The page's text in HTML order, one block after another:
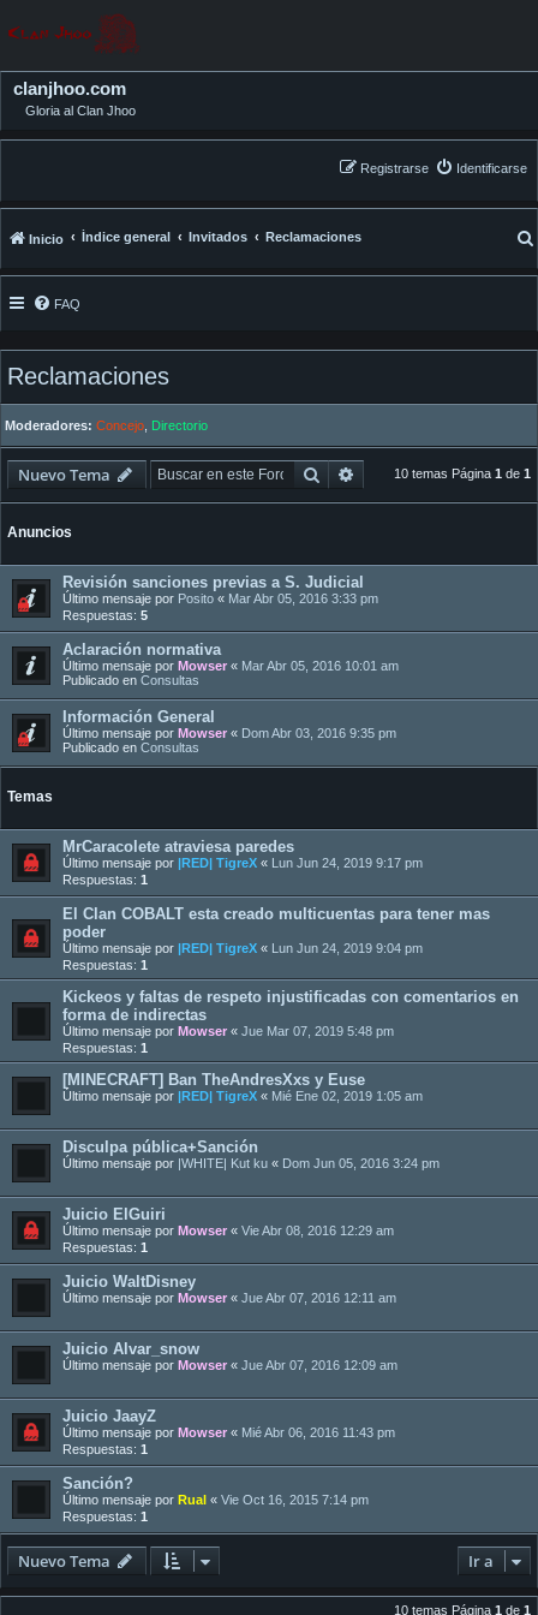
clanjhoo.com
Gloria al Clan Jhoo
Identificarse
Registrarse
Inicio Índice general Invitados Reclamaciones
FAQ
Reclamaciones
Moderadores: Concejo Directorio
Nuevo Tema Buscar Búsqueda avanzada
10 temas Página 1 de 1
Anuncios
Revisión sanciones previas a S. Judicial
Último mensaje por Posito « Mar Abr 05, 2016 3:33 pm
Respuestas: 5
Aclaración normativa
Último mensaje por Mowser « Mar Abr 05, 2016 10:01 am
Publicado en Consultas
Información General
Último mensaje por Mowser « Dom Abr 03, 2016 9:35 pm
Publicado en Consultas
Temas
MrCaracolete atraviesa paredes
Último mensaje por |RED| TigreX « Lun Jun 24, 2019 9:17 pm
Respuestas: 1
El Clan COBALT esta creado multicuentas para tener mas
poder
Último mensaje por |RED| TigreX « Lun Jun 24, 2019 9:04 pm
Respuestas: 1
Kickeos y faltas de respeto injustificadas con comentarios en
forma de indirectas
Último mensaje por Mowser « Jue Mar 07, 2019 5:48 pm
Respuestas: 1
[MINECRAFT] Ban TheAndresXxs y Euse
Último mensaje por |RED| TigreX « Mié Ene 02, 2019 1:05 am
Disculpa pública+Sanción
Último mensaje por |WHITE| Kut ku « Dom Jun 05, 2016 3:24 pm
Juicio ElGuiri
Último mensaje por Mowser « Vie Abr 08, 2016 12:29 am
Respuestas: 1
Juicio WaltDisney
Último mensaje por Mowser « Jue Abr 07, 2016 12:11 am
Juicio Alvar_snow
Último mensaje por Mowser « Jue Abr 07, 2016 12:09 am
Juicio JaayZ
Último mensaje por Mowser « Mié Abr 06, 2016 11:43 pm
Respuestas: 1
Sanción?
Último mensaje por Rual « Vie Oct 16, 2015 7:14 pm
Respuestas: 1
Nuevo Tema Ir a
10 temas Página 1 de 1